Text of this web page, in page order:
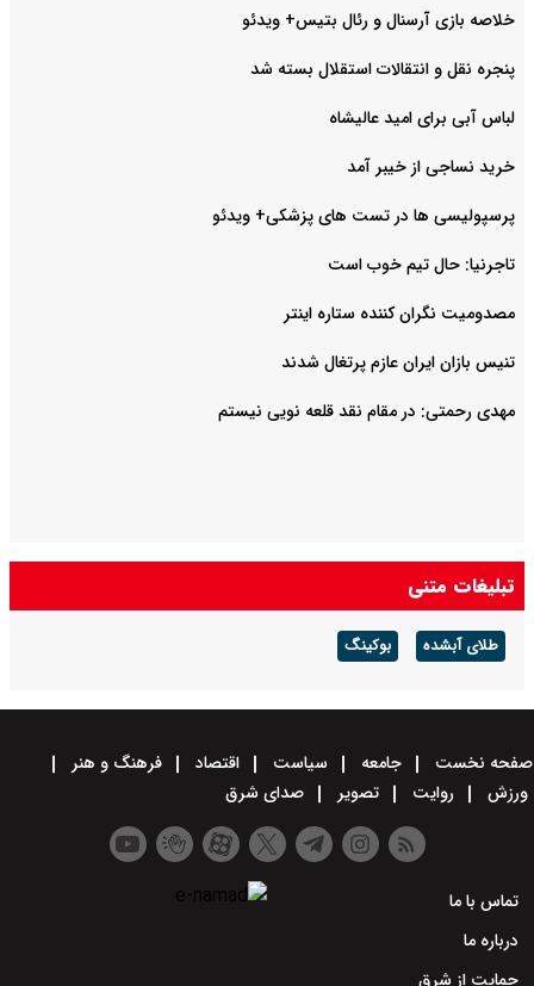
خلاصه بازی آرسنال و رئال بتیس+ ویدئو
پنجره نقل و انتقالات استقلال بسته شد
لباس آبی برای امید عالیشاه
خرید نساجی از خیبر آمد
پرسپولیسی ها در تست های پزشکی+ ویدئو
تاجرنیا: حال تیم خوب است
مصدومیت نگران کننده ستاره اینتر
تنیس بازان ایران عازم پرتغال شدند
مهدی رحمتی: در مقام نقد قلعه نویی نیستم
تبلیغات متنی
طلای آبشده بوکینگ
صفحه نخست جامعه سیاست اقتصاد
فرهنگ و هنر
ورزش
روایت تصویر صدای شرق
تماس با ما
درباره ما
حمایت از شرق